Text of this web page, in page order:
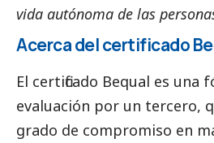
vida autónoma de las
Acerca del certificado
El certificado Bequal es una
evaluación por un tercero,
grado de compromiso en